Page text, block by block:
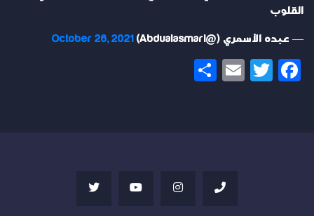
القلوب
— عبده الأسمري (@Abdualasmari) October 26, 2021
Facebook
Twitter
Email